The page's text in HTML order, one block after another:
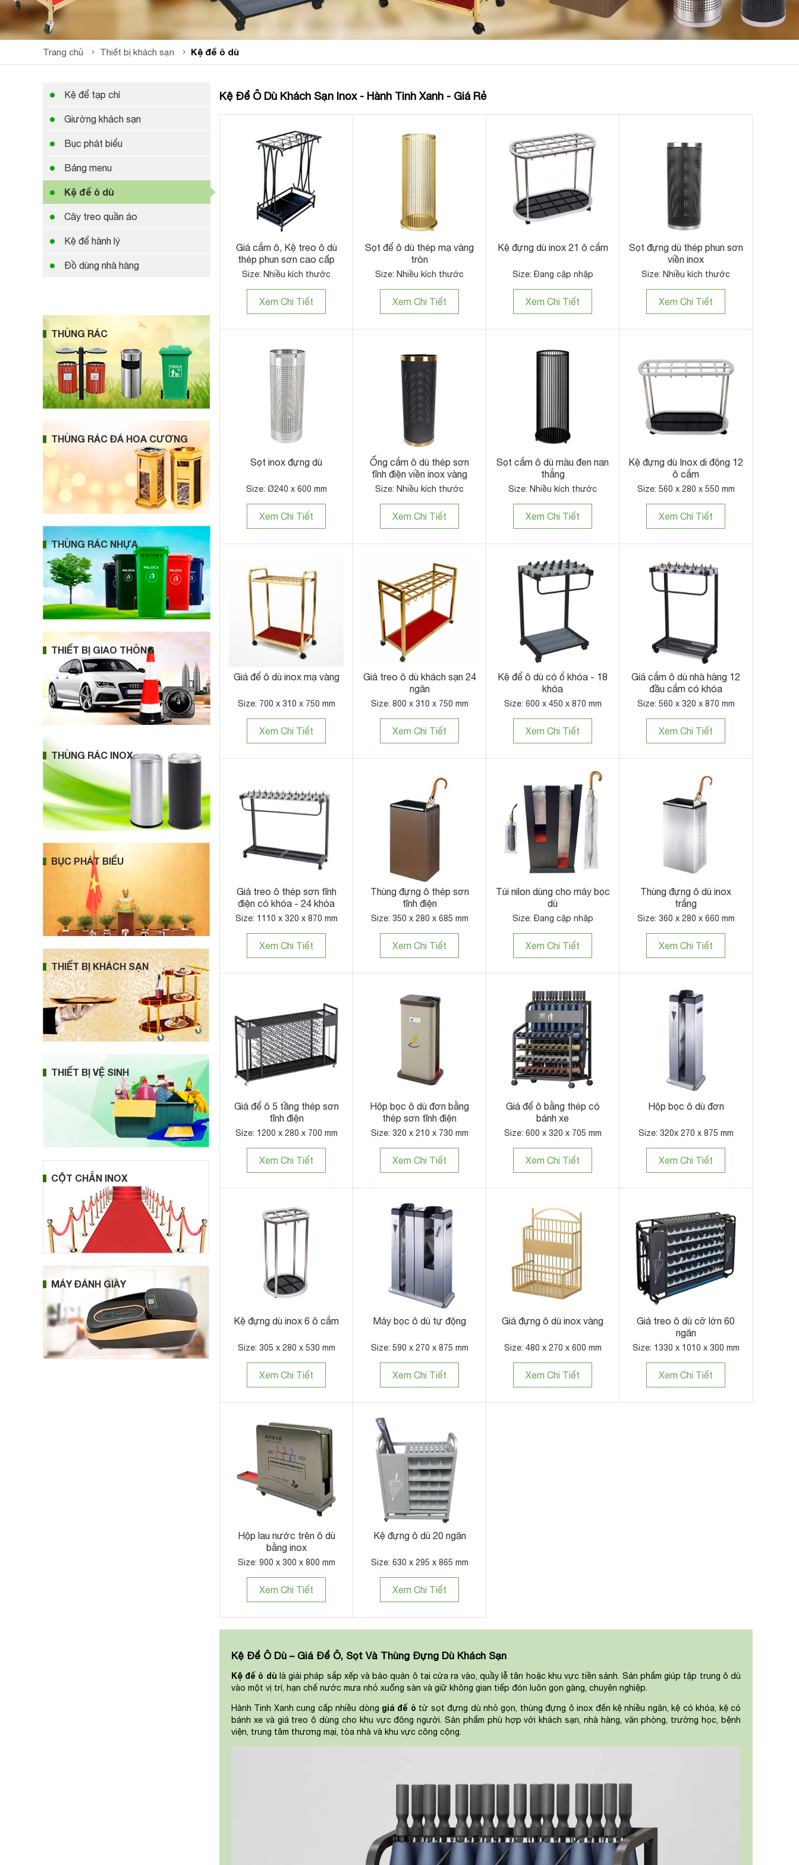
Trang chủ Thiết bị khách sạn Kệ để ô dù
Kệ để tạp chí
Giường khách sạn
Bục phát biểu
Bảng menu
Kệ để ô dù
Cây treo quần áo
Kệ để hành lý
Đồ dùng nhà hàng
THÙNG RÁC
THÙNG RÁC ĐÁ HOA CƯƠNG
THÙNG RÁC NHỰA
THIẾT BỊ GIAO THÔNG
THÙNG RÁC INOX
BỤC PHÁT BIỂU
THIẾT BỊ KHÁCH SẠN
THIẾT BỊ VỆ SINH
CỘT CHẮN INOX
MÁY ĐÁNH GIÀY
Kệ Để Ô Dù Khách Sạn Inox - Hành Tinh Xanh - Giá Rẻ
Giá cắm ô, Kệ treo ô dù
thép phun sơn cao cấp
Size: Nhiều kích thước
Xem Chi Tiết
Sọt để ô dù thép mạ vàng
tròn
Size: Nhiều kích thước
Xem Chi Tiết
Kệ đựng dù inox 21 ô cắm
Size: Đang cập nhập
Xem Chi Tiết
Sọt đựng dù thép phun sơn
viền inox
Size: Nhiều kích thước
Xem Chi Tiết
Sọt inox đựng dù
Size: Ø240 x 600 mm
Xem Chi Tiết
Ống cắm ô dù thép sơn
tĩnh điện viền inox vàng
Size: Nhiều kích thước
Xem Chi Tiết
Sọt cắm ô dù màu đen nan
thẳng
Size: Nhiều kích thước
Xem Chi Tiết
Kệ đựng dù Inox di động 12
ô cắm
Size: 560 x 280 x 550 mm
Xem Chi Tiết
Giá để ô dù inox mạ vàng
Size: 700 x 310 x 750 mm
Xem Chi Tiết
Giá treo ô dù khách sạn 24
ngăn
Size: 800 x 310 x 750 mm
Xem Chi Tiết
Kệ để ô dù có ổ khóa - 18
khóa
Size: 600 x 450 x 870 mm
Xem Chi Tiết
Giá cắm ô dù nhà hàng 12
đầu cắm có khóa
Size: 560 x 320 x 870 mm
Xem Chi Tiết
Giá treo ô thép sơn tĩnh
điện có khóa - 24 khóa
Size: 1110 x 320 x 870 mm
Xem Chi Tiết
Thùng đựng ô thép sơn
tĩnh điện
Size: 350 x 280 x 685 mm
Xem Chi Tiết
Túi nilon dùng cho máy bọc
dù
Size: Đang cập nhập
Xem Chi Tiết
Thùng đựng ô dù inox
trắng
Size: 360 x 280 x 660 mm
Xem Chi Tiết
Giá để ô 5 tầng thép sơn
tĩnh điện
Size: 1200 x 280 x 700 mm
Xem Chi Tiết
Hộp bọc ô dù đơn bằng
thép sơn tĩnh điện
Size: 320 x 210 x 730 mm
Xem Chi Tiết
Giá để ô bằng thép có
bánh xe
Size: 600 x 320 x 705 mm
Xem Chi Tiết
Hộp bọc ô dù đơn
Size: 320x 270 x 875 mm
Xem Chi Tiết
Kệ đựng dù inox 6 ô cắm
Size: 305 x 280 x 530 mm
Xem Chi Tiết
Máy bọc ô dù tự động
Size: 590 x 270 x 875 mm
Xem Chi Tiết
Giá đựng ô dù inox vàng
Size: 480 x 270 x 600 mm
Xem Chi Tiết
Giá treo ô dù cỡ lớn 60
ngăn
Size: 1330 x 1010 x 300 mm
Xem Chi Tiết
Hộp lau nước trên ô dù
bằng inox
Size: 900 x 300 x 800 mm
Xem Chi Tiết
Kệ đựng ô dù 20 ngăn
Size: 630 x 295 x 865 mm
Xem Chi Tiết
Kệ Để Ô Dù – Giá Để Ô, Sọt Và Thùng Đựng Dù Khách Sạn
Kệ để ô dù là giải pháp sắp xếp và bảo quản ô tại cửa ra vào, quầy lễ tân hoặc khu vực tiền sảnh. Sản phẩm giúp tập trung ô dù
vào một vị trí, hạn chế nước mưa nhỏ xuống sàn và giữ không gian tiếp đón luôn gọn gàng, chuyên nghiệp.
Hành Tinh Xanh cung cấp nhiều dòng giá để ô từ sọt đựng dù nhỏ gọn, thùng đựng ô inox đến kệ nhiều ngăn, kệ có khóa, kệ có
bánh xe và giá treo ô dùng cho khu vực đông người. Sản phẩm phù hợp với khách sạn, nhà hàng, văn phòng, trường học, bệnh
viện, trung tâm thương mại, tòa nhà và khu vực công cộng.